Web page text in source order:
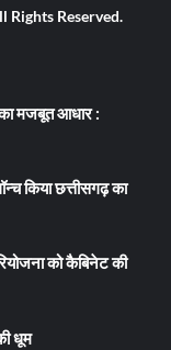
Rights Reserved.
मजबूत आधार :
किया छत्तीसगढ़ का
को कैबिनेट की
धूम